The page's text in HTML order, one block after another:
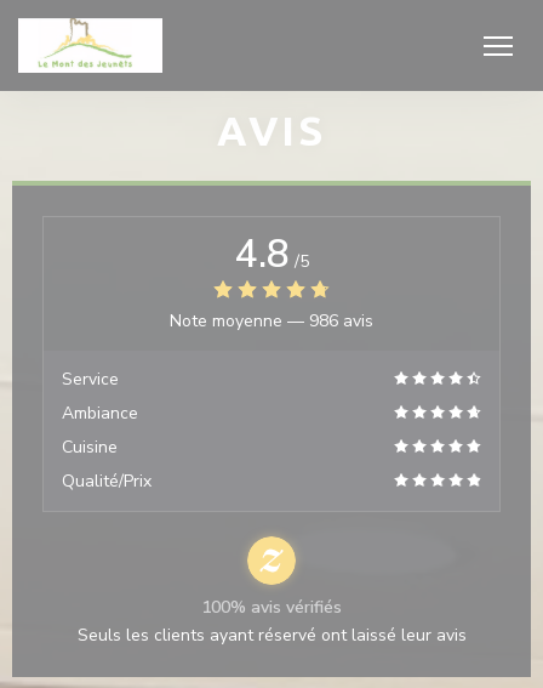
Personnalisation de vos choix en matière de cookies
AVIS
4.8 /5
Note moyenne — 986 avis
Service
Ambiance
Cuisine
Qualité/Prix
100% avis vérifiés
Seuls les clients ayant réservé ont laissé leur avis